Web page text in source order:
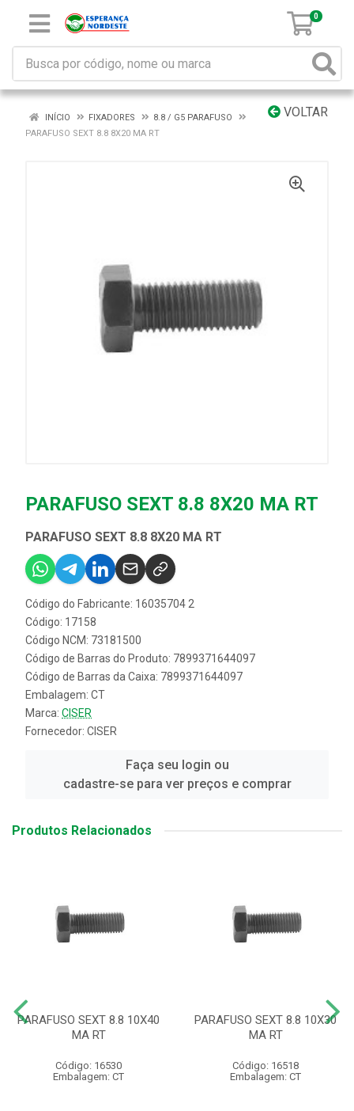
0
VOLTAR
INÍCIO FIXADORES
8.8 / G5 PARAFUSO
PARAFUSO SEXT 8.8 8X20 MA RT
PARAFUSO SEXT 8.8 8X20 MA RT
PARAFUSO SEXT 8.8 8X20 MA RT
Código do Fabricante: 16035704 2
Código: 17158
Código NCM: 73181500
Código de Barras do Produto: 7899371644097
Código de Barras da Caixa: 7899371644097
Embalagem: CT
Marca: CISER
Fornecedor: CISER
Faça seu login ou
cadastre-se para ver preços e comprar
Produtos Relacionados
PARAFUSO SEXT 8.8 10X40
MA RT
Código: 16530
Embalagem: CT
PARAFUSO SEXT 8.8 10X30
MA RT
Código: 16518
Embalagem: CT